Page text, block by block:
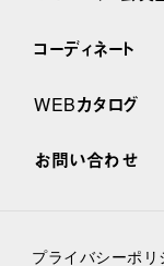
コーディネート
WEBカタログ
お問い合わせ
プライバシーポリ